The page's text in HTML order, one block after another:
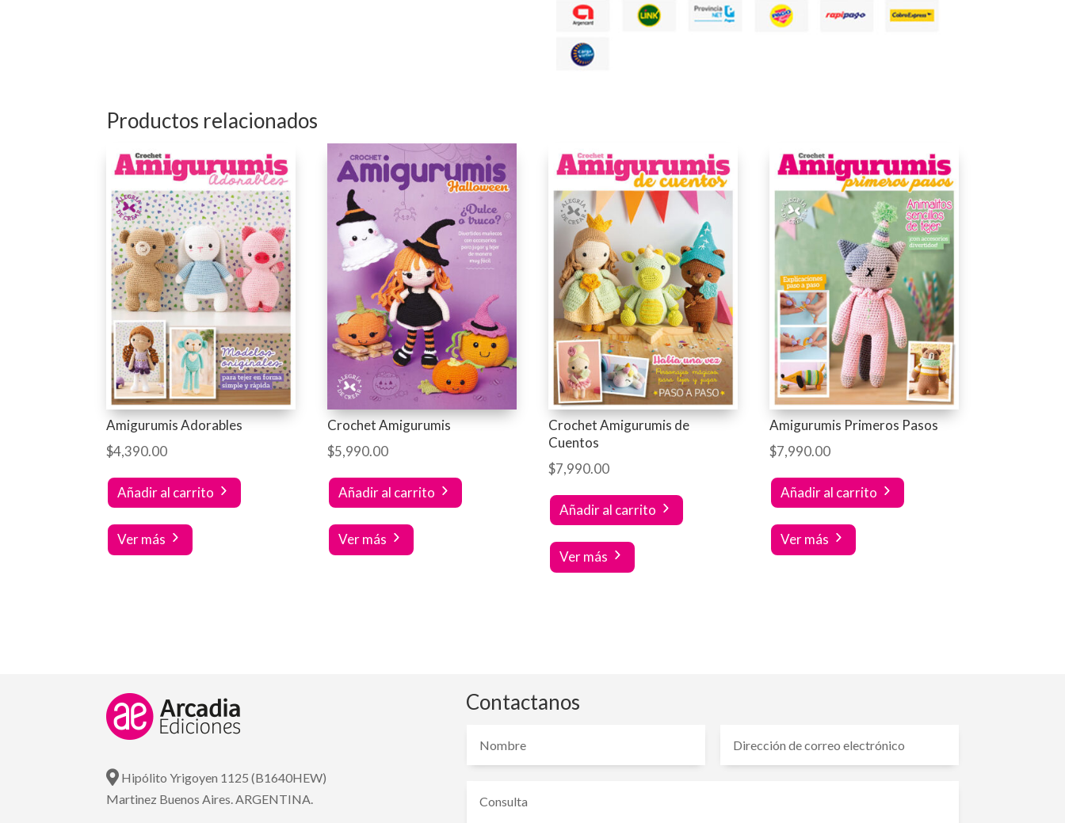
Productos relacionados
Amigurumis Adorables
$4,390.00
Añadir al carrito
Ver más
Crochet Amigurumis
$5,990.00
Añadir al carrito
Ver más
Crochet Amigurumis de
Cuentos
$7,990.00
Añadir al carrito
Ver más
Amigurumis Primeros Pasos
$7,990.00
Añadir al carrito
Ver más
Hipólito Yrigoyen 1125 (B1640HEW)
Martinez Buenos Aires. ARGENTINA.
Contactanos